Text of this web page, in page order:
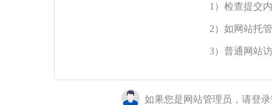
1）检查提交
2）如网站托
3）普通网站
如果您是网站管理员，请登